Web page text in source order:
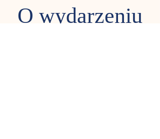
O wydarzeniu